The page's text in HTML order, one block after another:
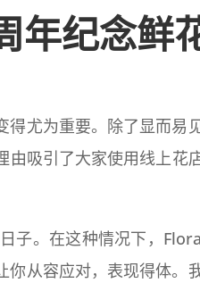
年纪念鲜
尤为重要。除了显而易
由吸引了大家使用线上
子。在这种情况下，
从容应对，表现得体。